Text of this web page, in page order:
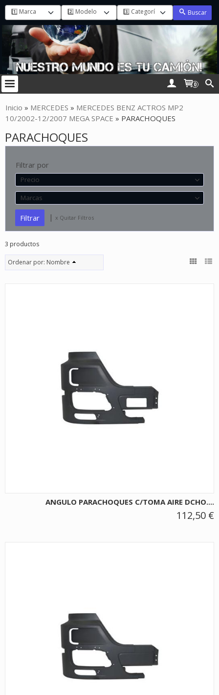
Buscar
0
Inicio » MERCEDES » MERCEDES BENZ ACTROS MP2
10/2002-12/2007 MEGA SPACE » PARACHOQUES
PARACHOQUES
Filtrar por
Precio
Marcas
| x Quitar Filtros
3 productos
Ordenar por: Nombre
ANGULO PARACHOQUES C/TOMA AIRE DCHO....
112,50 €